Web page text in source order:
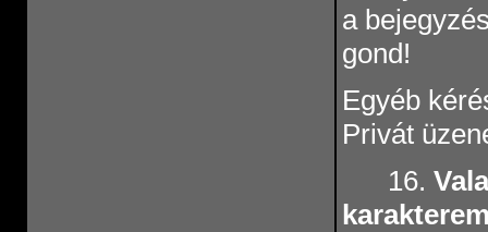
a
gond!
Egyéb
Privát
16.